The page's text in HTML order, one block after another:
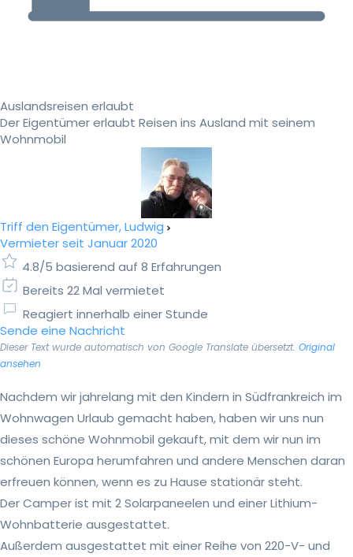
Auslandsreisen erlaubt
Der Eigentümer erlaubt Reisen ins Ausland mit seinem
Wohnmobil
Triff den Eigentümer, Ludwig
Vermieter seit Januar 2020
4.8/5 basierend auf 8 Erfahrungen
Bereits 22 Mal vermietet
Reagiert innerhalb einer Stunde
Sende eine Nachricht
Dieser Text wurde automatisch von Google Translate übersetzt. Original
ansehen
Nachdem wir jahrelang mit den Kindern in Südfrankreich im
Wohnwagen Urlaub gemacht haben, haben wir uns nun
dieses schöne Wohnmobil gekauft, mit dem wir nun im
schönen Europa herumfahren und andere Menschen daran
erfreuen können, wenn es zu Hause stationär steht.
Der Camper ist mit 2 Solarpaneelen und einer Lithium-
Wohnbatterie ausgestattet.
Außerdem ausgestattet mit einer Reihe von 220-V- und